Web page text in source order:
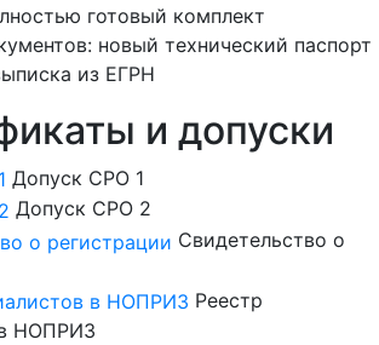
готовый комплект
новый технический паспорт
из ЕГРН
и допуски
Допуск СРО 1
Допуск СРО 2
Свидетельство о
Реестр
НОПРИЗ